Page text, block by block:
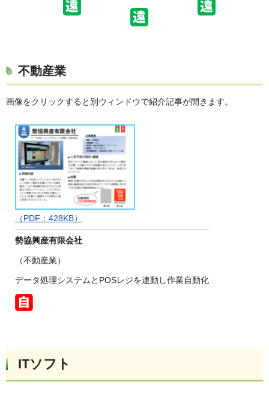
不動産業
画像をクリックすると別ウィンドウで紹介記事が開きます。
（PDF：428KB）
勢協興産有限会社
（不動産業）
データ処理システムとPOSレジを連動し作業自動化
ITソフト